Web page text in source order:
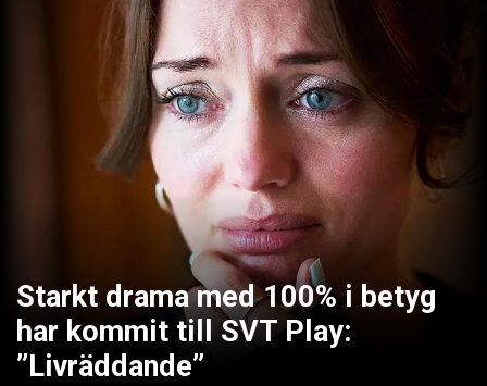
Starkt drama med 100% i betyg
har kommit till SVT Play:
”Livräddande”